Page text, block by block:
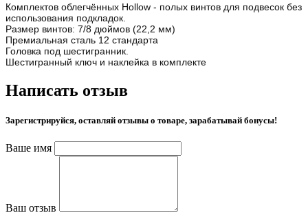
Комплектов облегчённых Hollow - полых винтов для подвесок без
использования подкладок.
Размер винтов: 7/8 дюймов (22,2 мм)
Премиальная сталь 12 стандарта
Головка под шестигранник.
Шестигранный ключ и наклейка в комплекте
Написать отзыв
Зарегистрируйся, оставляй отзывы о товаре, зарабатывай бонусы!
Ваше имя
Ваш отзыв